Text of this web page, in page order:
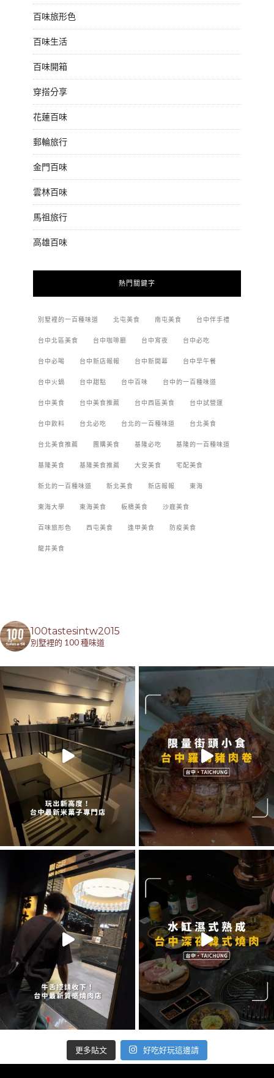
百味旅形色
百味生活
百味開箱
穿搭分享
花蓮百味
郵輪旅行
金門百味
雲林百味
馬祖旅行
高雄百味
熱門關鍵字
別墅裡的一百種味道 北屯美食 南屯美食 台中伴手禮
台中北區美食 台中咖啡廳 台中宵夜 台中必吃
台中必喝 台中新店報報 台中新開幕 台中早午餐
台中火鍋 台中甜點 台中百味 台中的一百種味道
台中美食 台中美食推薦 台中西區美食 台中試營運
台中飲料 台北必吃 台北的一百種味道 台北美食
台北美食推薦 團購美食 基隆必吃 基隆的一百種味道
基隆美食 基隆美食推薦 大安美食 宅配美食
新北的一百種味道 新北美食 新店報報 東海
東海大學 東海美食 板橋美食 沙鹿美食
百味旅形色 西屯美食 逢甲美食 防疫美食
龍井美食
100tastesintw2015
別墅裡的 100 種味道
更多貼文 好吃好玩這邊請